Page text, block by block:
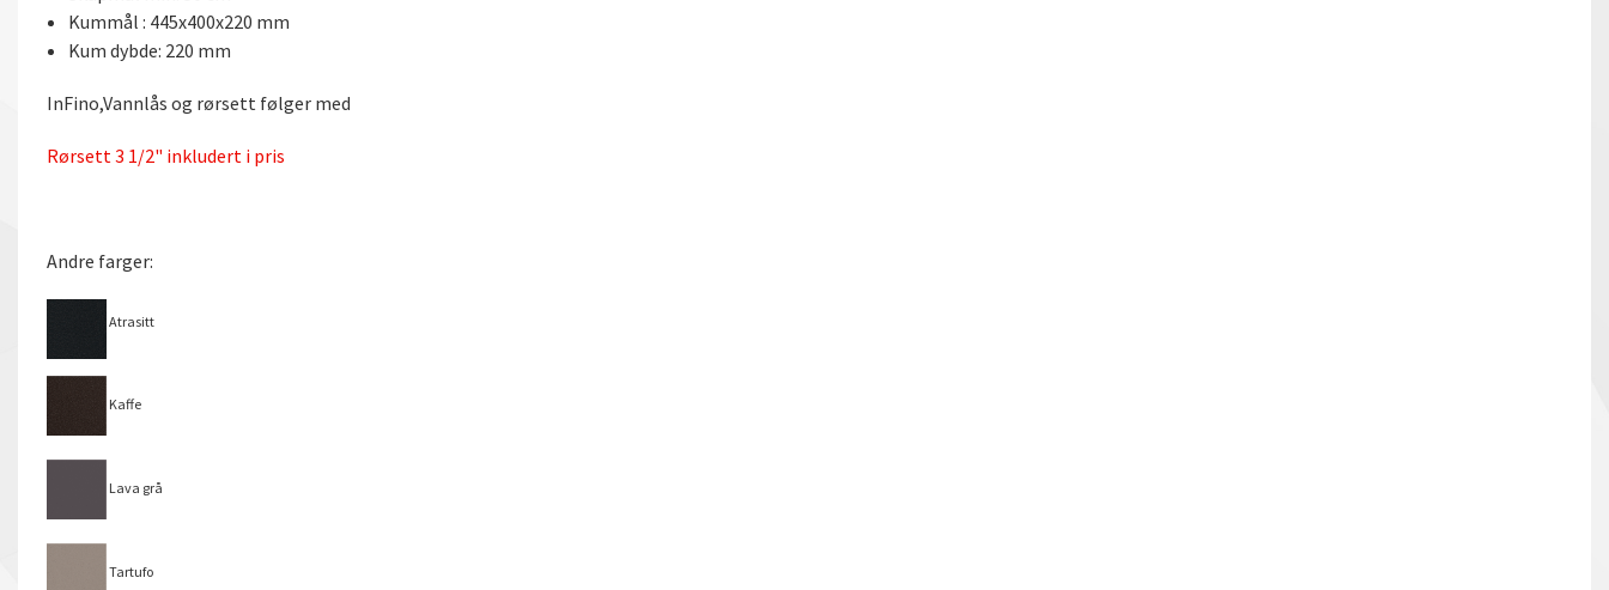
Kummål : 445x400x220 mm
Kum dybde: 220 mm
InFino,Vannlås og rørsett følger med
Rørsett 3 1/2" inkludert i pris
Andre farger:
Atrasitt
Kaffe
Lava grå
Tartufo